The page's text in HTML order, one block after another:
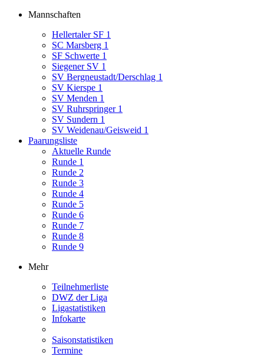
Mannschaften
Hellertaler SF 1
SC Marsberg 1
SF Schwerte 1
Siegener SV 1
SV Bergneustadt/Derschlag 1
SV Kierspe 1
SV Menden 1
SV Ruhrspringer 1
SV Sundern 1
SV Weidenau/Geisweid 1
Paarungsliste
Aktuelle Runde
Runde 1
Runde 2
Runde 3
Runde 4
Runde 5
Runde 6
Runde 7
Runde 8
Runde 9
Mehr
Teilnehmerliste
DWZ der Liga
Ligastatistiken
Infokarte
Saisonstatistiken
Termine